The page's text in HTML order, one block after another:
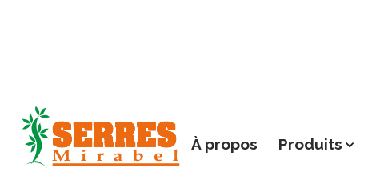
À propos Produits
Fleurs et plantes